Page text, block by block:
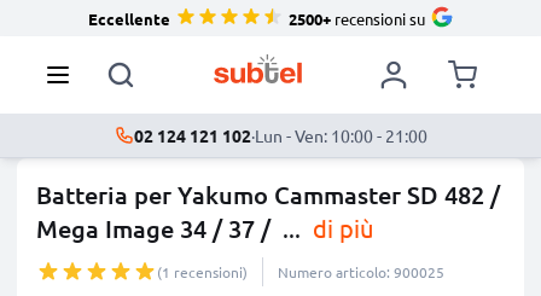
Eccellente 2500+recensioni su
02 124 121 102·Lun - Ven: 10:00 - 21:00
Batteria per Yakumo Cammaster SD 482 /
Mega Image 34 / 37 / ... di più
(1 recensioni) Numero articolo: 900025